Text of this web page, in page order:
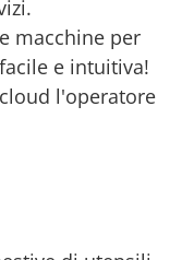
macchine per
e intuitiva!
l'operatore